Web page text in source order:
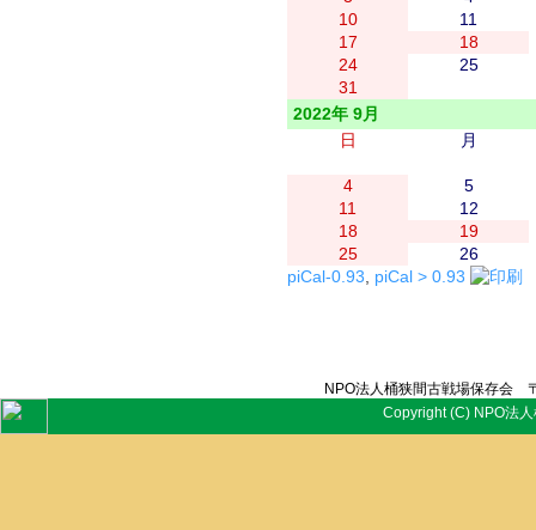
10
11
17
18
24
25
31
2022年 9月
日
月
4
5
11
12
18
19
25
26
piCal-0.93, piCal > 0.93
NPO法人桶狭間古戦場保存
Copyright (C) NPO法